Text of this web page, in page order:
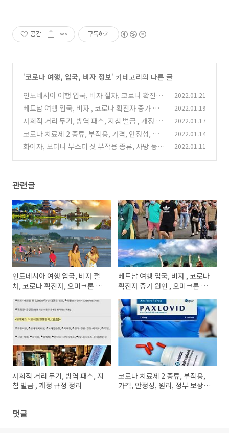
공감 구독하기
'코로나 여행, 입국, 비자 정보' 카테고리의 다른 글
인도네시아 여행 입국, 비자 절차, 코로나 확진자,
오미크론 정보
(0)
2022.01.21
베트남 여행 입국, 비자 , 코로나 확진자 증가 원
인 , 오미크론 현황 정리
(6)
2022.01.19
사회적 거리 두기, 방역 패스, 지침 벌금 , 개정 규
정 정리
(2)
2022.01.17
코로나 치료제 2 종류, 부작용, 가격, 안정성, 원
리, 정부 보상금 정책 (2)
2022.01.14
화이자, 모더나 부스터 샷 부작용 종류, 사망 등
2022.01.11
관련글
인도네시아 여행 입국, 비자 절
차, 코로나 확진자, 오미크론 정
베트남 여행 입국, 비자 , 코로나
확진자 증가 원인 , 오미크론 현
사회적 거리 두기, 방역 패스, 지
침 벌금 , 개정 규정 정리
코로나 치료제 2 종류, 부작용,
가격, 안정성, 원리, 정부 보상금
댓글